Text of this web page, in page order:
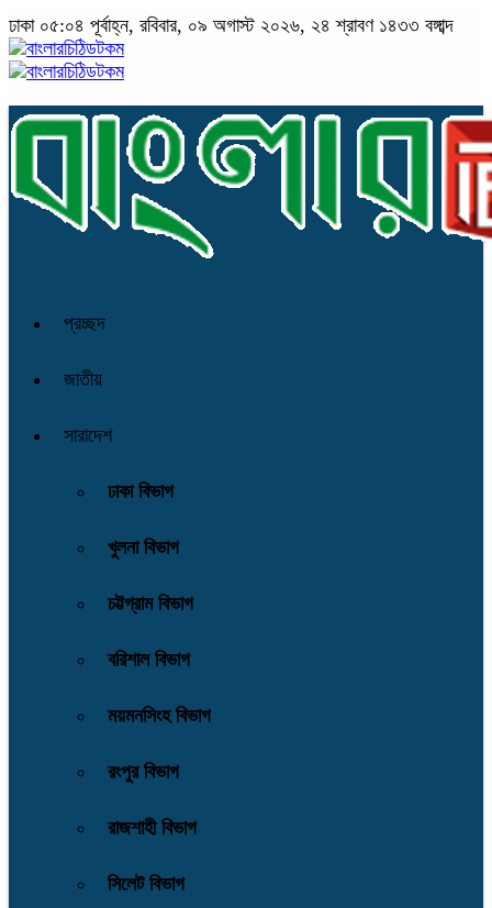
ঢাকা ০৫:০৪ পূর্বাহ্ন, রবিবার, ০৯ অগাস্ট ২০২৬, ২৪ শ্রাবণ ১৪৩৩ বঙ্গাব্দ
প্রচ্ছদ
জাতীয়
সারাদেশ
ঢাকা বিভাগ
খুলনা বিভাগ
চট্টগ্রাম বিভাগ
বরিশাল বিভাগ
ময়মনসিংহ বিভাগ
রংপুর বিভাগ
রাজশাহী বিভাগ
সিলেট বিভাগ